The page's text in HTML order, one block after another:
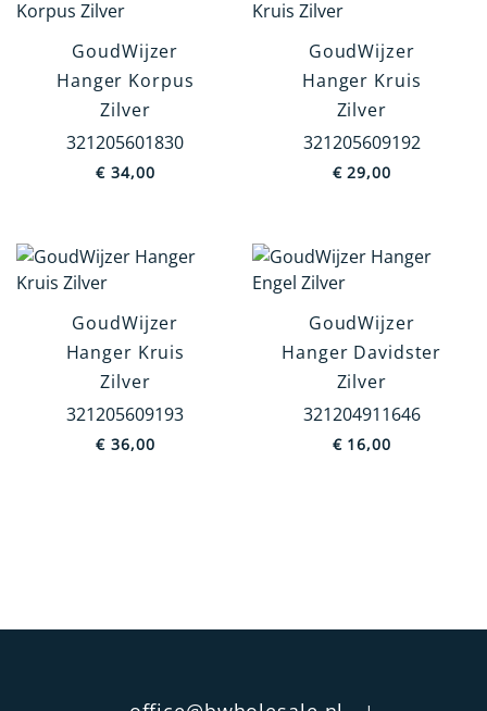
Artikelgroep
Hanger
Oorknoppen
Dasspeld
Geloof
Dieren
GoudWijzer
Hanger Korpus
Zilver
321205601830
€ 34,00
GoudWijzer
Hanger Kruis
Zilver
321205609192
€29,00
GoudWijzer
Hanger Kruis
Zilver
321205609193
€ 36,00
GoudWijzer
Hanger Davidster
Zilver
321204911646
€16,00